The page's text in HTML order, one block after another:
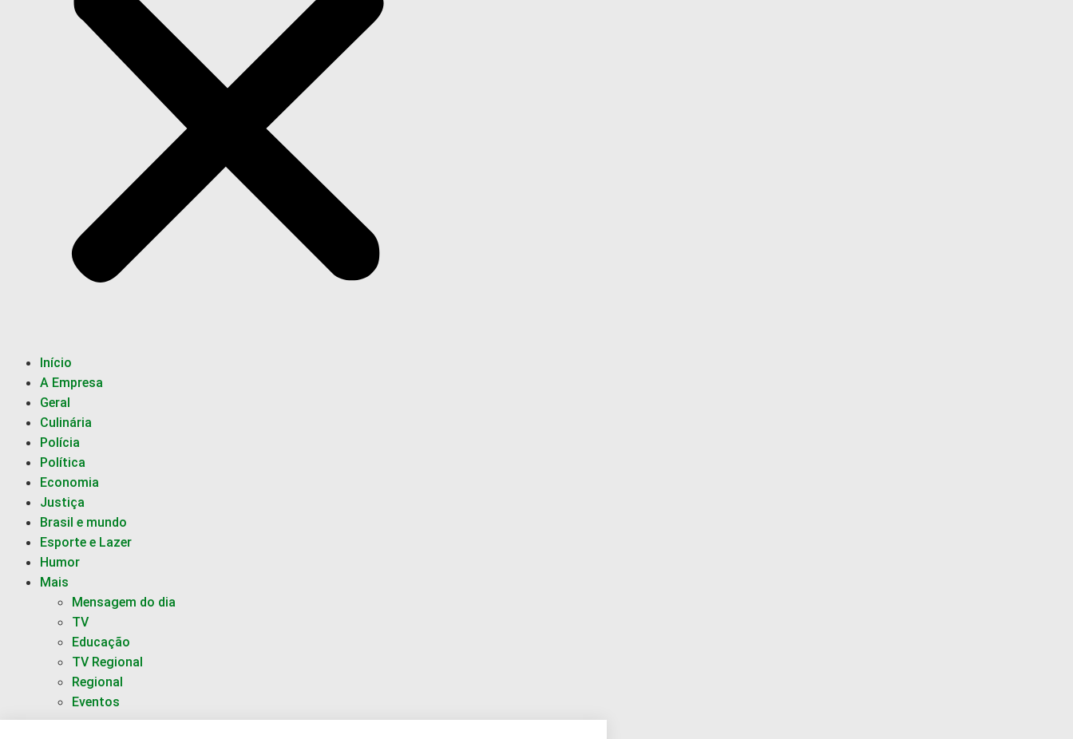
Início
A Empresa
Geral
Culinária
Polícia
Política
Economia
Justiça
Brasil e mundo
Esporte e Lazer
Humor
Mais
Mensagem do dia
TV
Educação
TV Regional
Regional
Eventos